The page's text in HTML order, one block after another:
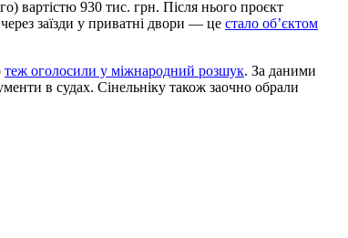
вартістю 930 тис. грн. Після нього проєкт
заїзди у приватні двори — це стало об’єктом
теж оголосили у міжнародний розшук. За даними
в судах. Сінельніку також заочно обрали